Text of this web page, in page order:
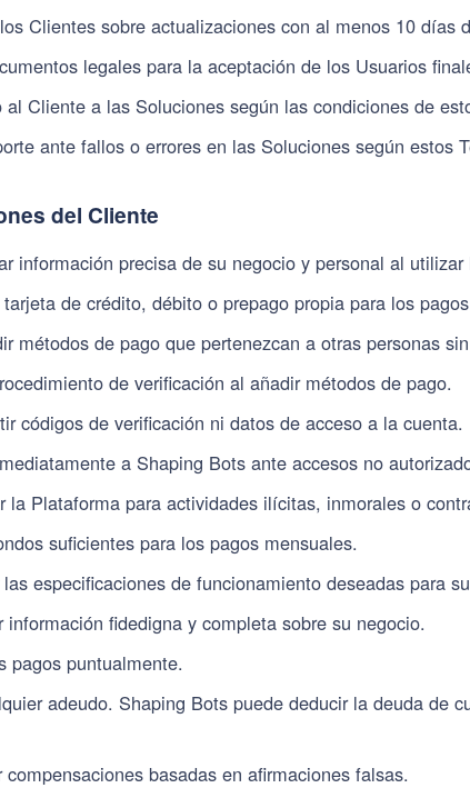
Clientes sobre actualizaciones con al menos 10 días
legales para la aceptación de los Usuarios
al Cliente a las Soluciones según las condiciones de
ante fallos o errores en las Soluciones según estos
del Cliente
información precisa de su negocio y personal al
de crédito, débito o prepago propia para los
métodos de pago que pertenezcan a otras personas
de verificación al añadir métodos de pago.
códigos de verificación ni datos de acceso a la cuenta.
a Shaping Bots ante accesos no
la Plataforma para actividades ilícitas, inmorales o
suficientes para los pagos mensuales.
especificaciones de funcionamiento deseadas para
información fidedigna y completa sobre su negocio.
pagos puntualmente.
adeudo. Shaping Bots puede deducir la deuda de
compensaciones basadas en afirmaciones falsas.